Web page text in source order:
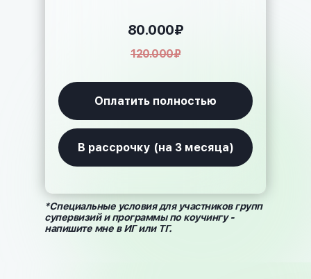
Оплатить полностью
В рассрочку (на 3 месяца)
*Специальные условия для участников групп
супервизий и программы по коучингу -
напишите мне в ИГ или ТГ.
80.000₽
120.000₽